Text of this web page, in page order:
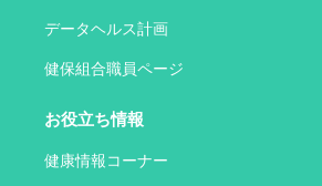
データヘルス計画
健保組合職員ページ
お役立ち情報
健康情報コーナー